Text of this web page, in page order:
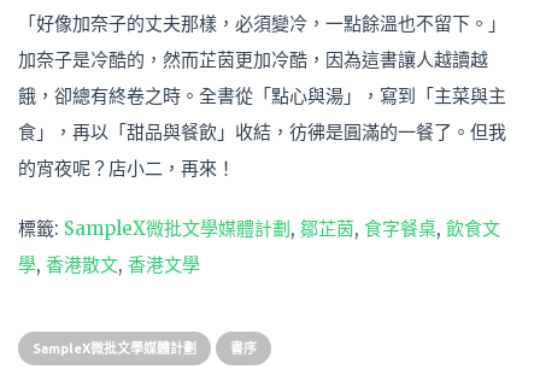
「好像加奈子的丈夫那樣，必須變冷，一點餘溫也不留下。」
加奈子是冷酷的，然而芷茵更加冷酷，因為這書讓人越讀越
餓，卻總有終卷之時。全書從「點心與湯」，寫到「主菜與主
食」，再以「甜品與餐飲」收結，彷彿是圓滿的一餐了。但我
的宵夜呢？店小二，再來！
標籤: SampleX微批文學媒體計劃, 鄒芷茵, 食字餐桌, 飲食文
學, 香港散文, 香港文學
SampleX微批文學媒體計劃 書序